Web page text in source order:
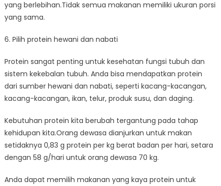
yang berlebihan.Tidak semua makanan memiliki ukuran porsi
yang sama.
6. Pilih protein hewani dan nabati
Protein sangat penting untuk kesehatan fungsi tubuh dan
sistem kekebalan tubuh. Anda bisa mendapatkan protein
dari sumber hewani dan nabati, seperti kacang-kacangan,
kacang-kacangan, ikan, telur, produk susu, dan daging.
Kebutuhan protein kita berubah tergantung pada tahap
kehidupan kita.Orang dewasa dianjurkan untuk makan
setidaknya 0,83 g protein per kg berat badan per hari, setara
dengan 58 g/hari untuk orang dewasa 70 kg.
Anda dapat memilih makanan yang kaya protein untuk